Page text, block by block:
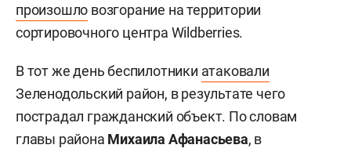
произошло возгорание на территории
сортировочного центра Wildberries.
В тот же день беспилотники атаковали
Зеленодольский район, в результате чего
пострадал гражданский объект. По словам
главы района Михаила Афанасьева, в